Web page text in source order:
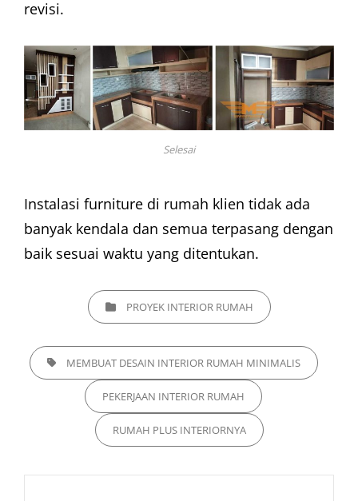
revisi.
Selesai
Instalasi furniture di rumah klien tidak ada
banyak kendala dan semua terpasang dengan
baik sesuai waktu yang ditentukan.
CATEGORIESPROYEK INTERIOR RUMAH
TAGS, MEMBUAT DESAIN INTERIOR RUMAH MINIMALIS
PEKERJAAN INTERIOR RUMAH
RUMAH PLUS INTERIORNYA